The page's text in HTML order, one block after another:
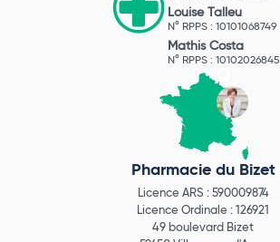
Louise Talleu
N° RPPS : 10101068749
Mathis Costa
N° RPPS : 10102026845
Pharmacie du Bizet
Licence ARS : 590009874
Licence Ordinale : 126921
49 boulevard Bizet